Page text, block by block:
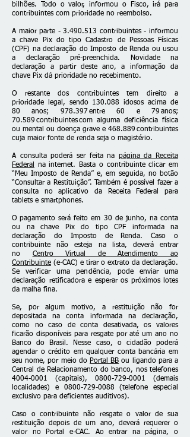
bilhões. Todo o valor, informou o Fisco, irá para
contribuintes com prioridade no reembolso.
A maior parte -3.490.513 contribuintes - informou
a chave Pix do tipo Cadastro de Pessoas Físicas
(CPF) na declaração do Imposto de Renda ou usou
a declaração pré-preenchida. Novidade na
declaração a partir deste ano, a informação da
chave Pix dá prioridade no recebimento.
O restante dos contribuintes tem direito a
prioridade legal, sendo 130.088 idosos acima de
80 anos; 978.397 entre 60 e 79 anos;
70.589 contribuintes com alguma deficiência física
ou mental ou doença grave e 468.889 contribuintes
cuja maior fonte de renda seja o magistério.
A consulta poderá ser feita na página da Receita
Federal
na internet. Basta o contribuinte clicar em
“Meu Imposto de Renda” e, em seguida, no botão
“Consultar a Restituição”. Também é possível fazer a
consulta no aplicativo da Receita Federal para
tablets e smartphones.
O pagamento será feito em 30 de junho, na conta
ou na chave Pix do tipo CPF informada na
declaração do Imposto de Renda. Caso o
contribuinte não esteja na lista, deverá entrar
no Centro Virtual de Atendimento ao
Contribuinte (e-CAC) e tirar o extrato da declaração.
Se verificar uma pendência, pode enviar uma
declaração retificadora e esperar os próximos lotes
da malha fina.
Se, por algum motivo, a restituição não for
depositada na conta informada na declaração,
como no caso de conta desativada, os valores
ficarão disponíveis para resgate por até um ano no
Banco do Brasil. Nesse caso, o cidadão poderá
agendar o crédito em qualquer conta bancária em
seu nome, por meio do Portal BB ou ligando para a
Central de Relacionamento do banco, nos telefones
4004-0001 (capitais), 0800-729-0001 (demais
localidades) e 0800-729-0088 (telefone especial
exclusivo para deficientes auditivos).
Caso o contribuinte não resgate o valor de sua
restituição depois de um ano, deverá requerer o
valor no Portal e-CAC. Ao entrar na página, o